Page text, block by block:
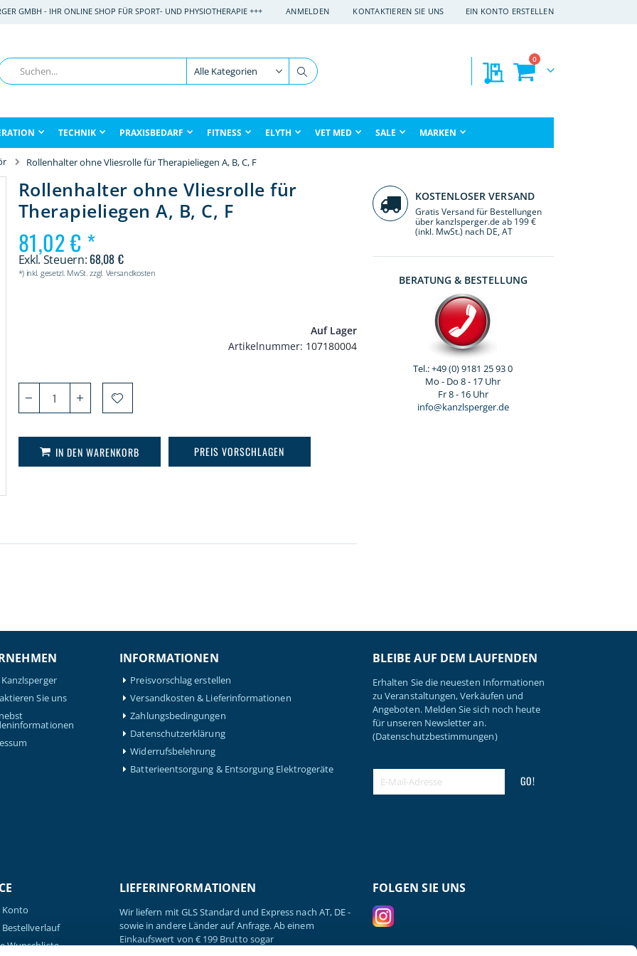
GMBH - IHR ONLINE SHOP FÜR SPORT- UND PHYSIOTHERAPIE +++ ANMELDEN KONTAKTIEREN SIE UNS EIN KONTO ERSTELLEN
Warenkorb
0Artikel
Meine Preisanfragen
Suche
TECHNIK PRAXISBEDARF FITNESS ELYTH VET MED SALE MARKEN
Rollenhalter ohne Vliesrolle für Therapieliegen A, B, C, F
Rollenhalter ohne Vliesrolle für
Therapieliegen A, B, C, F
81,02 €
68,08 €
*) inkl. gesetzl. MwSt. zzgl. Versandkosten
Auf Lager
Artikelnummer 107180004
IN DEN WARENKORB PREIS VORSCHLAGEN
KOSTENLOSER VERSAND
Gratis Versand für Bestellungen
über kanzlsperger.de ab 199 €
(inkl. MwSt.) nach DE, AT
BERATUNG & BESTELLUNG
Tel.: +49 (0) 9181 25 93 0
Mo - Do 8 - 17 Uhr
Fr 8 - 16 Uhr
info@kanzlsperger.de
Sie uns
INFORMATIONEN
Preisvorschlag erstellen
Versandkosten & Lieferinformationen
Zahlungsbedingungen
Datenschutzerklärung
Widerrufsbelehrung
Batterieentsorgung & Entsorgung Elektrogeräte
BLEIBE AUF DEM LAUFENDEN
Erhalten Sie die neuesten Informationen
zu Veranstaltungen, Verkäufen und
Angeboten. Melden Sie sich noch heute
für unseren Newsletter an.
(Datenschutzbestimmungen)
GO!
Konto
Bestellverlauf
Wunschliste
LIEFERINFORMATIONEN
Wir liefern mit GLS Standard und Express nach AT, DE -
sowie in andere Länder auf Anfrage. Ab einem
Einkaufswert von € 199 Brutto sogar
FOLGEN SIE UNS